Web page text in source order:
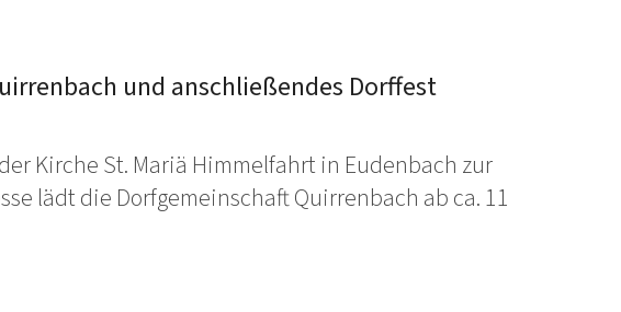
und anschließendes Dorffest
Kirche St. Mariä Himmelfahrt in Eudenbach zur
lädt die Dorfgemeinschaft Quirrenbach ab ca. 11